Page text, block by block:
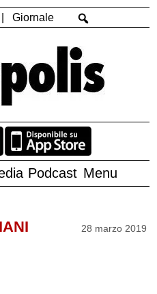
Giornale
Podcast Menu
28 marzo 2019